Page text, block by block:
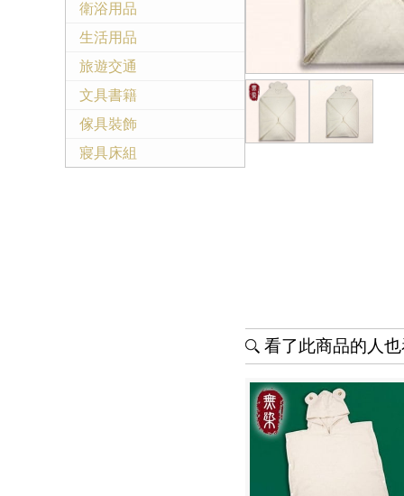
看了此商品的人
衛浴用品
生活用品
旅遊交通
文具書籍
傢具裝飾
寢具床組